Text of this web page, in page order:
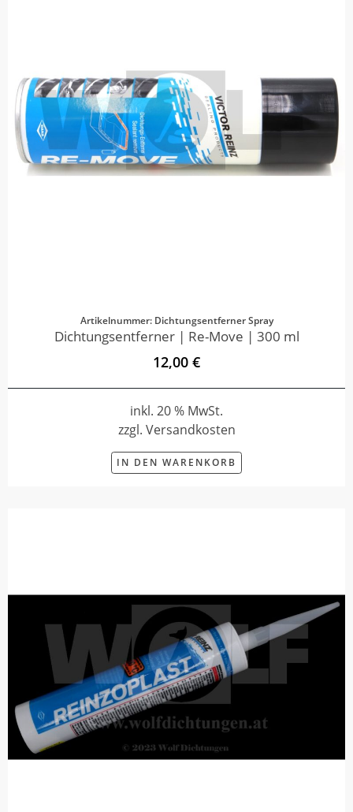
Artikelnummer: Dichtungsentferner Spray
Dichtungsentferner | Re-Move | 300 ml
12,00 €
inkl. 20 % MwSt.
zzgl. Versandkosten
IN DEN WARENKORB